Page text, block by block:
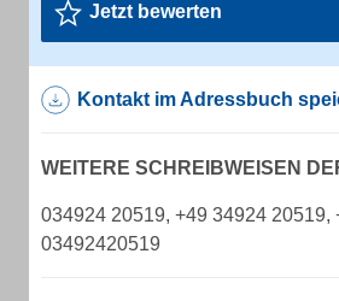
Jetzt bewerten
Kontakt im Adressbuch
WEITERE SCHREIBWEISEN
034924 20519, +49 34924 20519,
03492420519